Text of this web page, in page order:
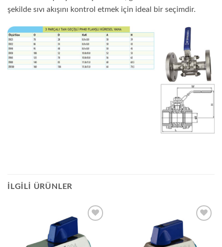
şekilde sıvı akışını kontrol etmek için ideal bir seçimdir.
İLGILI ÜRÜNLER
wishlist